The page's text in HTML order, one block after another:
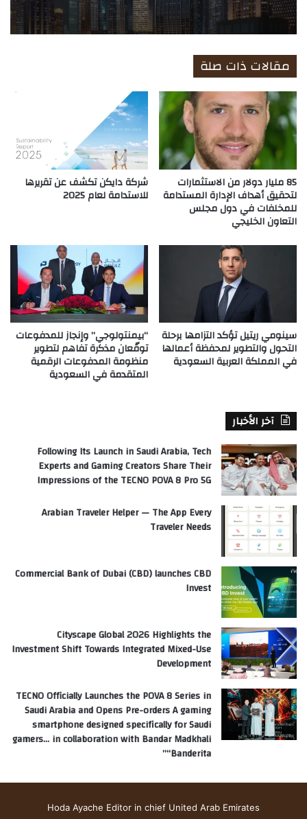
مقالات ذات صلة
85 مليار دولار من الاستثمارات
لتحقيق أهداف الإدارة المستدامة
للمخلفات في دول مجلس
التعاون الخليجي
شركة دايكن تكشف عن تقريرها
للاستدامة لعام 2025
سينومي ريتيل تؤكد التزامها برحلة
التحول والتطوير لمحفظة أعمالها
في المملكة العربية السعودية
“بيمنتولوجي” وإنجاز للمدفوعات
توقّعان مذكرة تفاهم لتطوير
منظومة المدفوعات الرقمية
المتقدمة في السعودية
آخر الأخبار
Following Its Launch in Saudi Arabia, Tech
Experts and Gaming Creators Share Their
Impressions of the TECNO POVA 8 Pro 5G
Arabian Traveler Helper — The App Every
Traveler Needs
Commercial Bank of Dubai (CBD) launches CBD
Invest
Cityscape Global 2026 Highlights the
Investment Shift Towards Integrated Mixed-Use
Development
TECNO Officially Launches the POVA 8 Series in
Saudi Arabia and Opens Pre-orders A gaming
smartphone designed specifically for Saudi
gamers… in collaboration with Bandar Madkhali
“Banderita”
Hoda Ayache Editor in chief United Arab Emirates